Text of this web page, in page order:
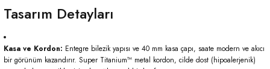
Tasarım Detayları
Kasa ve Kordon: Entegre bilezik yapısı ve 40 mm kasa çapı, saate modern ve akıcı
bir görünüm kazandırır. Super Titanium™ metal kordon, cilde dost (hipoalerjenik)